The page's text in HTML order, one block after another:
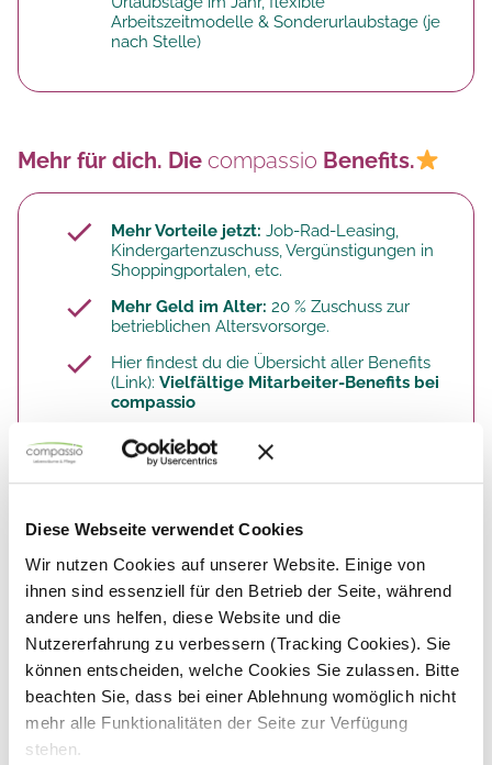
Diese Webseite verwendet Cookies
Wir nutzen Cookies auf unserer Website. Einige von
ihnen sind essenziell für den Betrieb der Seite, während
andere uns helfen, diese Website und die
Nutzererfahrung zu verbessern (Tracking Cookies). Sie
können entscheiden, welche Cookies Sie zulassen. Bitte
beachten Sie, dass bei einer Ablehnung womöglich nicht
mehr alle Funktionalitäten der Seite zur Verfügung
stehen.
Arbeitszeitmodelle & Sonderurlaubstage (je
nach Stelle)
Mehr für dich. Die compassio Benefits.
Mehr Vorteile jetzt: Job-Rad-Leasing,
Kindergartenzuschuss, Vergünstigungen in
Shoppingportalen, etc.
Mehr Geld im Alter: 20 % Zuschuss zur
betrieblichen Altersvorsorge.​
Hier findest du die Übersicht aller Benefits
(Link): Vielfältige Mitarbeiter-Benefits bei
compassio
So arbeitest du. Deine Aufgaben.
Du übernimmstklassische Altenpflege-
Aufgabenwie dieindividuelle
Behandlungspflege
Du gestaltest die aktivierende
Tagesstruktur
entsprechend den
individuellen Bedürfnissen jedes Bewohners